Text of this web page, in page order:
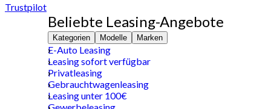
Trustpilot
Beliebte Leasing-Angebote
Kategorien Modelle Marken
E-Auto Leasing
Leasing sofort verfügbar
Privatleasing
Gebrauchtwagenleasing
Leasing unter 100€